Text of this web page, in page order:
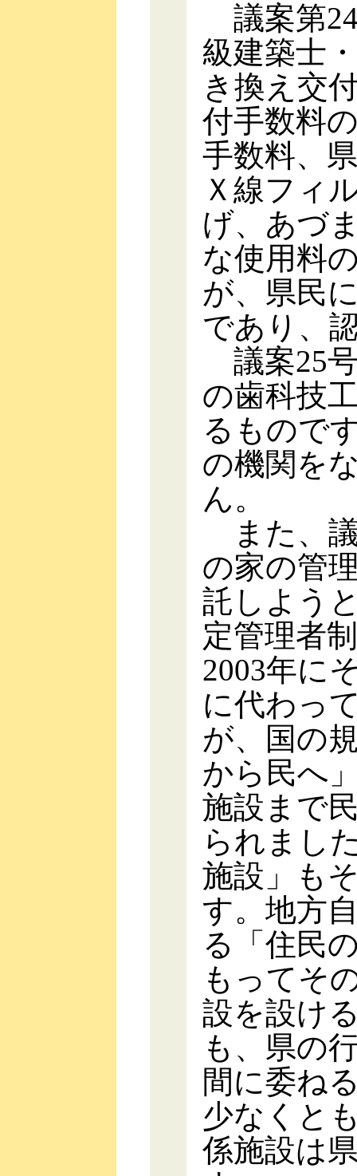
議案第
級建築士
き換え交
付手数料
手数料、
Ｘ線フィ
げ、あづ
な使用料
が、県民
であり、
議案25
の歯科技
るもので
の機関を
ん。
また、議
の家の管
託しよう
定管理者
2003年に
に代わっ
が、国の
から民へ
施設まで
られまし
施設」も
す。地方
る「住民
もってそ
設を設け
も、県の
間に委ね
少なくと
係施設は